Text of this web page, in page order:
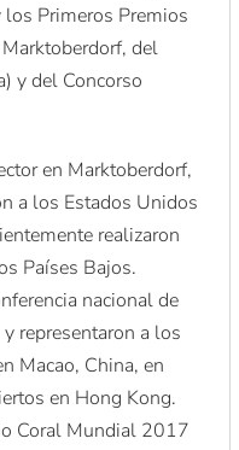
los Primeros Premios
del
y del Concorso
en Marktoberdorf,
a los Estados Unidos
realizaron
Países Bajos.
nacional de
representaron a los
Macao, China, en
en Hong Kong.
Coral Mundial 2017